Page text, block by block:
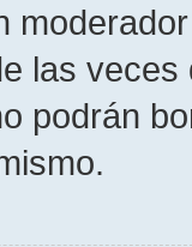
las
podrán